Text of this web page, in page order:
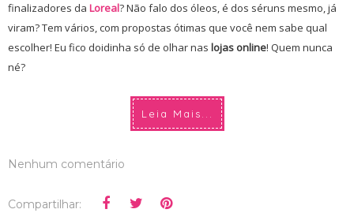
finalizadores da Loreal? Não falo dos óleos, é dos séruns mesmo, já
viram? Tem vários, com propostas ótimas que você nem sabe qual
escolher! Eu fico doidinha só de olhar nas lojas online! Quem nunca
né?
Leia Mais...
Nenhum comentário
Compartilhar: